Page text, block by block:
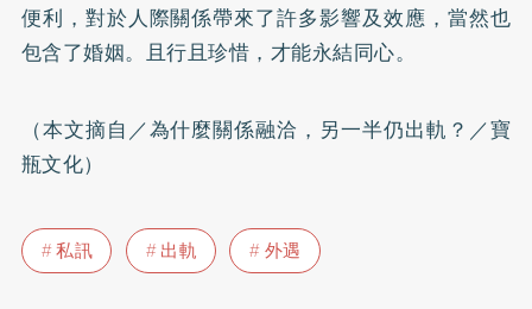
便利，對於人際關係帶來了許多影響及效應，當然也
包含了婚姻。且行且珍惜，才能永結同心。
（本文摘自／為什麼關係融洽，另一半仍出軌？／寶
瓶文化）
私訊 出軌 外遇